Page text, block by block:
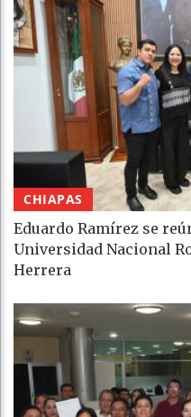
CHIAPAS
Eduardo Ramírez se
Universidad Nacional
Herrera